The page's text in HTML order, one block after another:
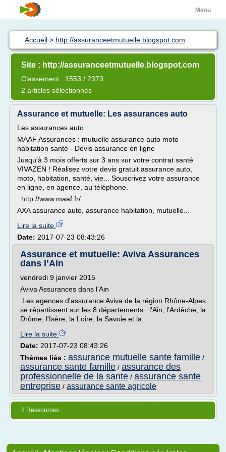
Menu
Accueil > http://assuranceetmutuelle.blogspot.com
Site : http://assuranceetmutuelle.blogspot.com
Classement : 1553 / 2373
2 articles sélectionnés
Assurance et mutuelle: Les assurances auto
Les assurances auto
MAAF Assurances : mutuelle assurance auto moto
habitation santé - Devis assurance en ligne
Jusqu'à 3 mois offerts sur 3 ans sur votre contrat santé
VIVAZEN ! Réalisez votre devis gratuit assurance auto,
moto, habitation, santé, vie... Souscrivez votre assurance
en ligne, en agence, au téléphone.
http://www.maaf.fr/
AXA assurance auto, assurance habitation, mutuelle...
Lire la suite
Date: 2017-07-23 08:43:26
Assurance et mutuelle: Aviva Assurances
dans l’Ain
vendredi 9 janvier 2015
Aviva Assurances dans l'Ain
Les agences d'assurance Aviva de la région Rhône-Alpes
se répartissent sur les 8 départements : l'Ain, l'Ardèche, la
Drôme, l'Isère, la Loire, la Savoie et la...
Lire la suite
Date: 2017-07-23 08:43:26
Thèmes liés : assurance mutuelle sante famille /
assurance sante famille / assurance des
professionnelle de la sante / assurance sante
entreprise / assurance sante agricole
2 Ressources